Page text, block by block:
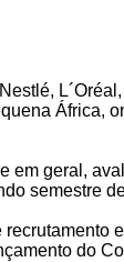
África,
em geral,
semestre
do